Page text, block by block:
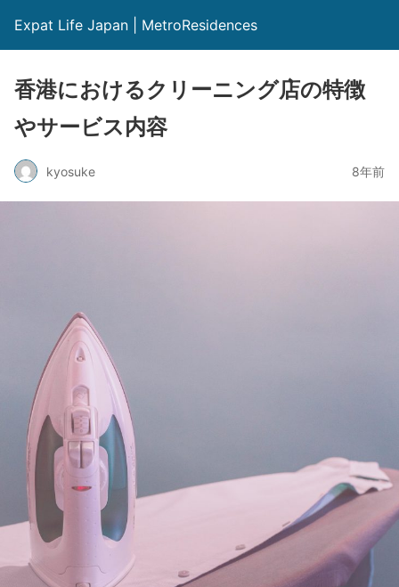
Expat Life Japan | MetroResidences
香港におけるクリーニング店の特徴
やサービス内容
kyosuke 8年前